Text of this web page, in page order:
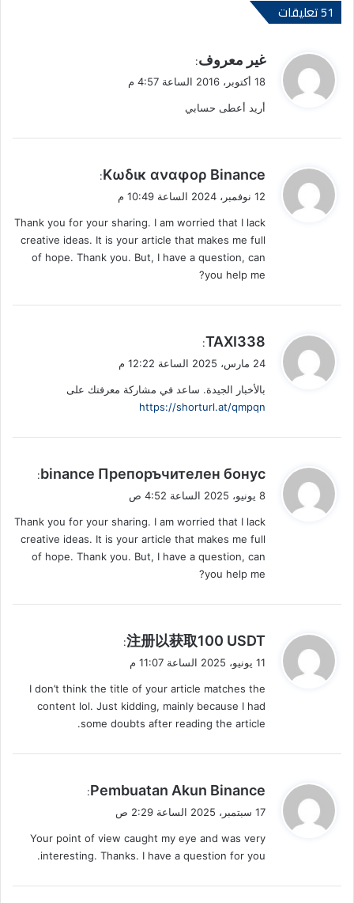
‫51 تعليقات
ي
ل
غير معروف:
18 أكتوبر، 2016 الساعة 4:57 م
أريد أعطى حسابي
ي
ل
Κωδικ αναφορ Binance
:
12 نوفمبر، 2024 الساعة 10:49 م
Thank you for your sharing. I am worried that I lack
creative ideas. It is your article that makes me full
of hope. Thank you. But, I have a question, can
you help me?
ي
ل
TAXI338
:
24 مارس، 2025 الساعة 12:22 م
بالأخبار الجيدة. ساعد في مشاركة معرفتك على
https://shorturl.at/qmpqn
ي
ل
binance Препоръчителен бонус
:
8 يونيو، 2025 الساعة 4:52 ص
Thank you for your sharing. I am worried that I lack
creative ideas. It is your article that makes me full
of hope. Thank you. But, I have a question, can
you help me?
ي
ل
注册以获取100 USDT
:
11 يونيو، 2025 الساعة 11:07 م
I don’t think the title of your article matches the
content lol. Just kidding, mainly because I had
some doubts after reading the article.
ي
ل
Pembuatan Akun Binance
:
17 سبتمبر، 2025 الساعة 2:29 ص
Your point of view caught my eye and was very
interesting. Thanks. I have a question for you.